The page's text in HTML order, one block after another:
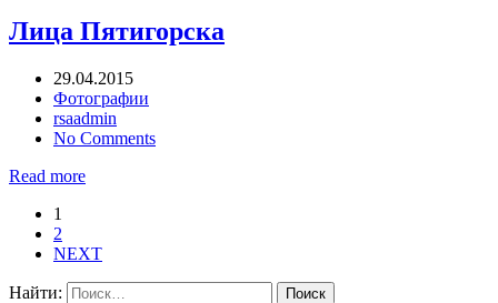
Лица Пятигорска
29.04.2015
Фотографии
rsaadmin
No Comments
Read more
1
2
NEXT
Найти: